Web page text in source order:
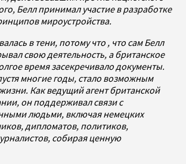
Белл принимал участие в разработке
мироустройства.
в тени, потому что , что сам Белл
свою деятельность, а британское
время засекречивало документы.
многие годы, стало возможным
Как ведущий агент британской
он поддерживал связи с
людьми, включая немецких
дипломатов, политиков,
собирая ценную